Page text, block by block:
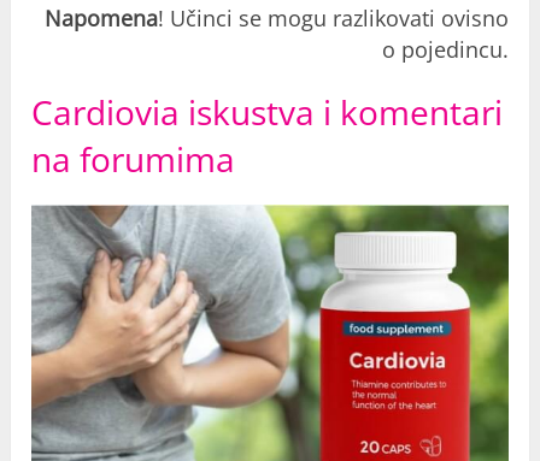
Napomena! Učinci se mogu razlikovati ovisno
o pojedincu.
Cardiovia iskustva i komentari
na forumima